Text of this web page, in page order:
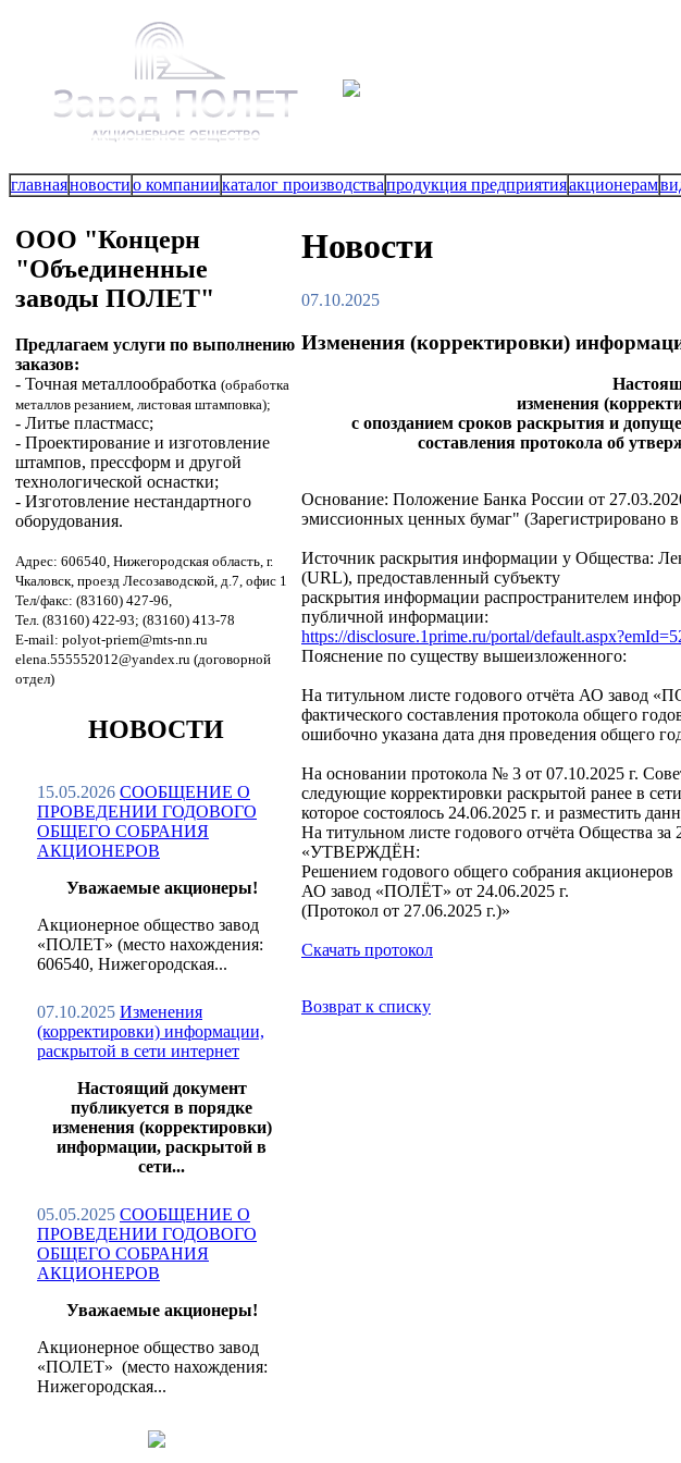
главнаяновостио компаниикаталог производствапродукция предприятияакционерам
ООО "Концерн
"Объединенные
заводы ПОЛЕТ"
Предлагаем услуги по выполнению
заказов:
- Точная металлообработка (обработка
металлов резанием, листовая штамповка);
- Литье пластмасс;
- Проектирование и изготовление
штампов, прессформ и другой
технологической оснастки;
- Изготовление нестандартного
оборудования.
Адрес: 606540, Нижегородская область, г.
Чкаловск, проезд Лесозаводской, д.7, офис 1
Тел/факс: (83160) 427-96,
Тел. (83160) 422-93; (83160) 413-78
E-mail: polyot-priem@mts-nn.ru
elena.555552012@yandex.ru (договорной
отдел)
НОВОСТИ
15.05.2026 СООБЩЕНИЕ О
ПРОВЕДЕНИИ ГОДОВОГО
ОБЩЕГО СОБРАНИЯ
АКЦИОНЕРОВ
Уважаемые акционеры!
Акционерное общество завод
«ПОЛЕТ» (место нахождения:
606540, Нижегородская...
07.10.2025 Изменения
(корректировки) информации,
раскрытой в сети интернет
Настоящий документ
публикуется в порядке
изменения (корректировки)
информации, раскрытой в
сети...
05.05.2025 СООБЩЕНИЕ О
ПРОВЕДЕНИИ ГОДОВОГО
ОБЩЕГО СОБРАНИЯ
АКЦИОНЕРОВ
Уважаемые акционеры!
Акционерное общество завод
«ПОЛЕТ» (место нахождения:
Нижегородская...
Новости
07.10.2025
Изменения (корректировки)
изменения
с опозданием сроков раскрытия и
составления протокола об
Основание: Положение Банка России от
эмиссионных ценных бумаг" (Зарегистрировано
Источник раскрытия информации у Общества:
(URL), предоставленный субъекту
раскрытия информации распространителем
публичной информации:
https://disclosure.1prime.ru/portal/
Пояснение по существу вышеизложенного:
На титульном листе годового отчёта АО завод
фактического составления протокола общего
ошибочно указана дата дня проведения общего
На основании протокола № 3 от 07.10.2025 г.
следующие корректировки раскрытой ранее в
которое состоялось 24.06.2025 г. и разместить
На титульном листе годового отчёта Общества
«УТВЕРЖДЁН:
Решением годового общего собрания акционеров
АО завод «ПОЛЁТ» от 24.06.2025 г.
(Протокол от 27.06.2025 г.)»
Скачать протокол
Возврат к списку